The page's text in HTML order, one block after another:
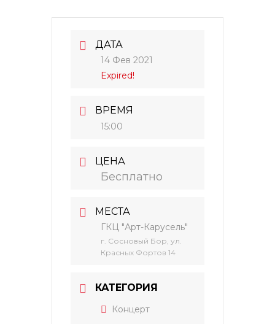
ДАТА
14 Фев 2021
Expired!
ВРЕМЯ
15:00
ЦЕНА
Бесплатно
МЕСТА
ГКЦ "Арт-Карусель"
г. Сосновый Бор, ул.
Красных Фортов 14
КАТЕГОРИЯ
Концерт